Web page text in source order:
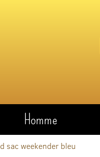
Homme
sac weekender bleu